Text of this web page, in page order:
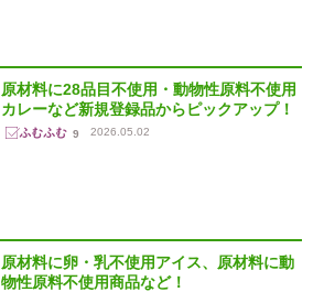
原材料に28品目不使用・動物性原料不使用
カレーなど新規登録品からピックアップ！
9 2026.05.02
原材料に卵・乳不使用アイス、原材料に動
物性原料不使用商品など！